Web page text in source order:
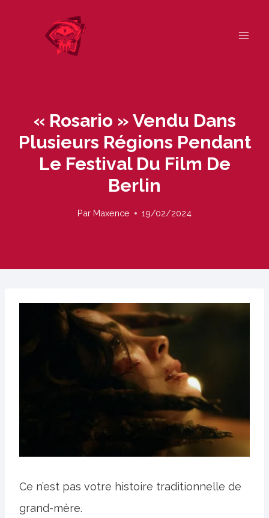
« Rosario » Vendu Dans
Plusieurs Régions Pendant
Le Festival Du Film De
Berlin
Par Maxence 19/02/2024
Ce n’est pas votre histoire traditionnelle de
grand-mère.